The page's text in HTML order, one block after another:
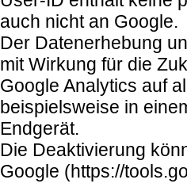
auch nicht an Google.
Der Datenerhebung
mit Wirkung für die
Google Analytics auf
beispielsweise in
Endgerät.
Die Deaktivierung
Google (https://